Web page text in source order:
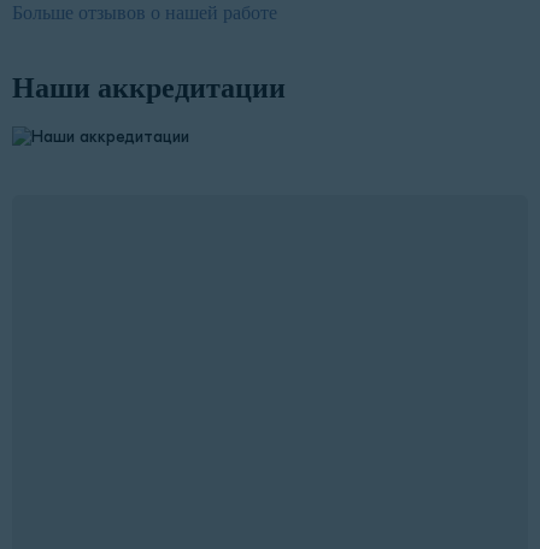
Больше отзывов о нашей работе
Наши аккредитации